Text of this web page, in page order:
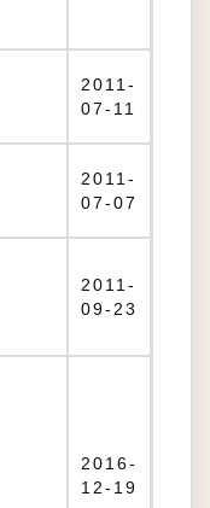
2011-
07-11
2011-
07-07
2011-
09-23
2016-
12-19